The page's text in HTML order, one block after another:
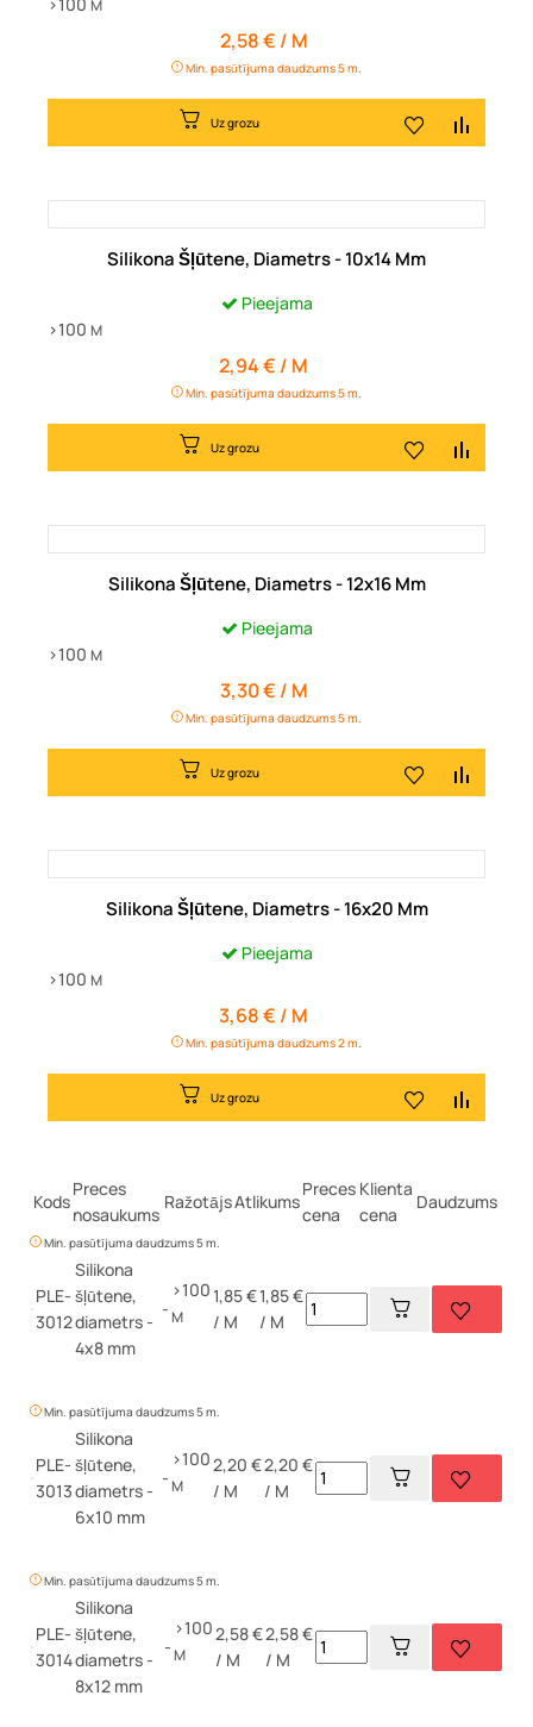
M
Cena
2,58 € / M
Min. pasūtījuma daudzums 5 m.
Uz grozu
Silikona Šļūtene, Diametrs - 10x14 Mm
Pieejama
>100 M
Cena
2,94 € / M
Min. pasūtījuma daudzums 5 m.
Uz grozu
Silikona Šļūtene, Diametrs - 12x16 Mm
Pieejama
>100 M
Cena
3,30 € / M
Min. pasūtījuma daudzums 5 m.
Uz grozu
Silikona Šļūtene, Diametrs - 16x20 Mm
Pieejama
>100 M
Cena
3,68 € / M
Min. pasūtījuma daudzums 2 m.
Uz grozu
Kods
Preces
nosaukums
RažotājsAtlikums
Preces
cena
Klienta
cena
Daudzums
Min. pasūtījuma daudzums 5 m.
PLE-
3012
Silikona
šļūtene,
diametrs -
4x8 mm
-
>100
M
1,85 €
/ M
1,85 €
/ M
Min. pasūtījuma daudzums 5 m.
PLE-
3013
Silikona
šļūtene,
diametrs -
6x10 mm
-
>100
M
2,20 €
/ M
2,20 €
/ M
Min. pasūtījuma daudzums 5 m.
PLE-
3014
Silikona
šļūtene,
diametrs -
8x12 mm
-
>100
M
2,58 €
/ M
2,58 €
/ M